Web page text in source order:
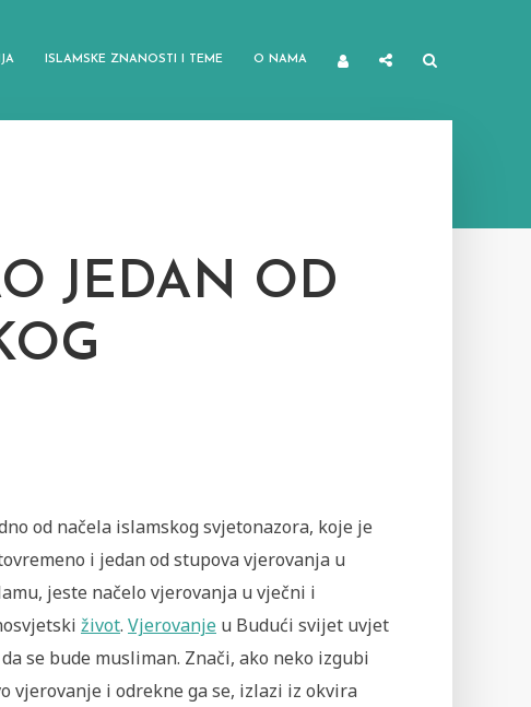
ISLAMSKE ZNANOSTI I TEME O NAMA
JEDAN OD
od načela islamskog svjetonazora, koje je
i jedan od stupova vjerovanja u
jeste načelo vjerovanja u vječni i
život. Vjerovanje u Budući svijet uvjet
se bude musliman. Znači, ako neko izgubi
vjerovanje i odrekne ga se, izlazi iz okvira